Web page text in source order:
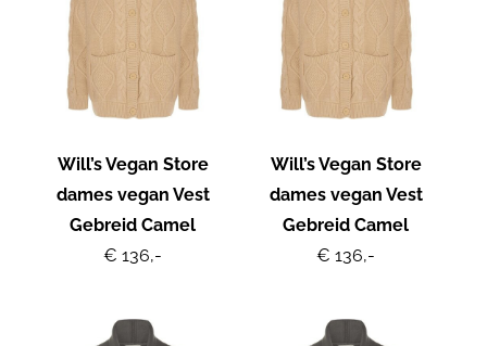
Will’s Vegan Store
dames vegan Vest
Gebreid Camel
€ 136,-
Will’s Vegan Store
dames vegan Vest
Gebreid Camel
€ 136,-